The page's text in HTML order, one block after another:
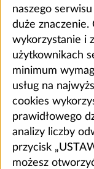
naszego
duże znaczenie.
wykorzystanie i
użytkownikach
minimum
usług na
cookies
prawidłowego
analizy liczby
przycisk
możesz